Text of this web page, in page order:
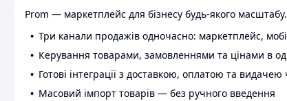
Prom — маркетплейс для бізнесу будь-якого
Три канали продажів одночасно: маркетплейс,
Керування товарами, замовленнями та цінами в
Готові інтеграції з доставкою, оплатою та видачею
Масовий імпорт товарів — без ручного введення